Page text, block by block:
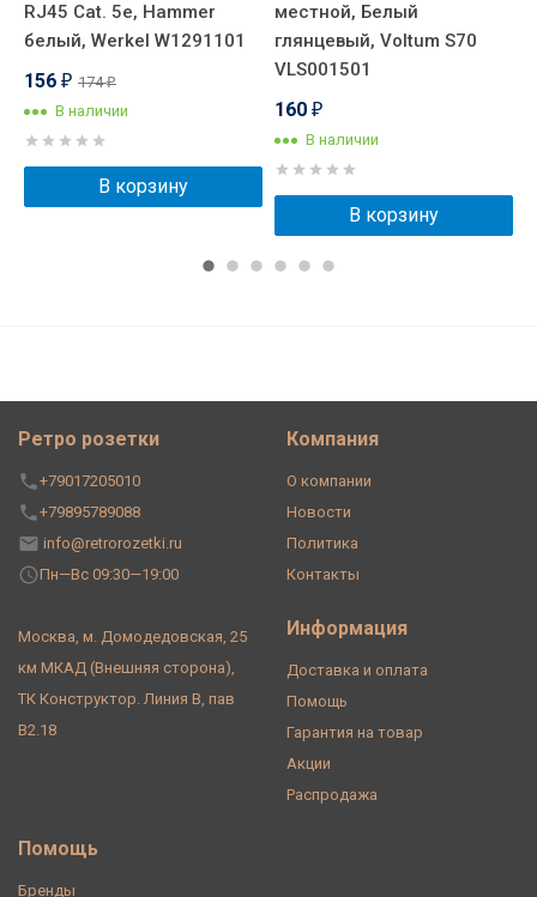
RJ45 Cat. 5e, Hammer
белый, Werkel W1291101
156 ₽ 174₽
В наличии
В корзину
местной, Белый
глянцевый, Voltum S70
VLS001501
160 ₽
В наличии
В корзину
Ретро розетки
+79017205010
+79895789088
info@retrorozetki.ru
Пн—Вс 09:30—19:00
Москва, м. Домодедовская, 25
км МКАД (Внешняя сторона),
ТК Конструктор. Линия В, пав
В2.18
Компания
О компании
Новости
Политика
Контакты
Информация
Доставка и оплата
Помощь
Гарантия на товар
Акции
Распродажа
Помощь
Бренды